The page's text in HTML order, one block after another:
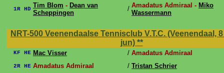
1R HD Tim Blom - Dean van
Scheppingen
/ Amadatus Admiraal - Miko
Wassermann
NRT-500 Veenendaalse Tennisclub V.T.C. (Veenendaal,
jun) **
KF HE Mac Visser / Amadatus Admiraal
2R HE Amadatus Admiraal / Tristan Schrier